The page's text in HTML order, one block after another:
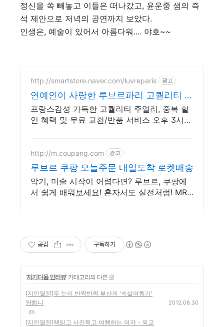
정신을 쏙 빼놓고 이들은 떠나갔고, 윤운중 샘의 즉
석 제안으로 저녁의 공연까지 보았다.
인생은, 예술이 있어서 아름다워.... 야호~~
http://smartstore.naver.com/luvreparis 광고
연예인이 사랑한 루브르파리 고퀄리티 주
얼리 할인
프랑스감성 가득한 고퀄리티 주얼리, 중복 할
인 혜택 및 무료 교환/반품 서비스 오후 3시
http://m.coupang.com 광고
루브르 쿠팡 오늘주문 내일도착 로켓배송
악기, 미술 시작이 어렵다면? 루브르, 쿠팡에
서 쉽게 배워보세요! 혼자서도 실전처럼! MR
공감 구독하기
'자기다움 인터뷰' 카테고리의 다른 글
[지인열전]두 눈이 반짝반짝 부산의 '속살여행가'
양화니
(0)
2012.08.30
[지인열전]책읽고 사진찍고 여행하는 여자 - 외교